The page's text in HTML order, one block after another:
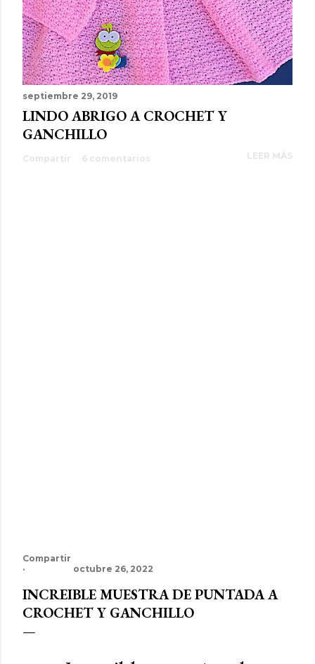
septiembre 29, 2019
LINDO ABRIGO A CROCHET Y
GANCHILLO
Compartir 6 comentarios LEER MÁS
Compartir
octubre 26, 2022
INCREIBLE MUESTRA DE PUNTADA A
CROCHET Y GANCHILLO